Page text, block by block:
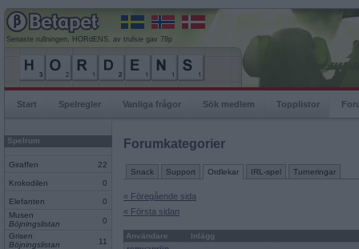
Senaste rullningen, HORdENS, av trulsie gav 78p
Start Spelregler Vanliga frågor Sök medlem Topplistor
Spelrum
Giraffen 22
Krokodilen 0
Elefanten
0
Musen
Böjningslistan
0
Grisen
Böjningslistan
11
Forumkategorier
Snack Support Ordlekar IRL-spel Turneringar
« Föregående sida
« Första sidan
Användare
Inlägg